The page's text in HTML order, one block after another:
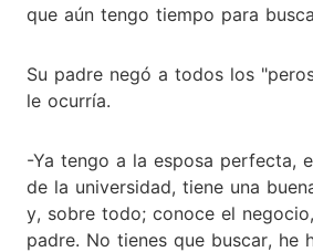
que aún tengo tiempo para
Su padre negó a todos los
le ocurría.
-Ya tengo a la esposa perfecta,
de la universidad, tiene una
y, sobre todo; conoce el
padre. No tienes que buscar, he